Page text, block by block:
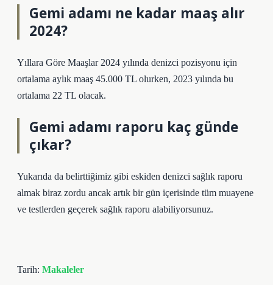
Gemi adamı ne kadar maaş alır
2024?
Yıllara Göre Maaşlar 2024 yılında denizci pozisyonu için
ortalama aylık maaş 45.000 TL olurken, 2023 yılında bu
ortalama 22 TL olacak.
Gemi adamı raporu kaç günde
çıkar?
Yukarıda da belirttiğimiz gibi eskiden denizci sağlık raporu
almak biraz zordu ancak artık bir gün içerisinde tüm muayene
ve testlerden geçerek sağlık raporu alabiliyorsunuz.
Tarih: Makaleler